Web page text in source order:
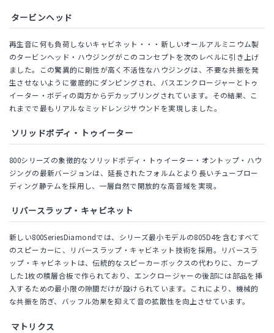
タービンヘッド
再生音に何も負荷しないキャビネット・・・新しいオールアルミニウム製
のタービンヘッド・ハウジングがこのコンセプトを次のレベルに引き上げ
ました。この驚異的に剛性が高く不活性なハウジングは、不要な共振を発
生させないように徹底的にダンピングされ、バスエンクロージャーとトゥ
イーター・ボディの両方からデカップリングされています。その結果、こ
れまでで最もリアルなミッドレンジサウンドを実現しました。
ソリッドボディ・トゥイーター
800シリーズの象徴的なソリッドボディ・トゥイーター・オントップ・ハウ
ジングの最新バージョンは、延長されたフォルムとより長いチューブロー
ディング静テムを採用し、一層自然で開放的な高音域を実現。
リバースラップ・キャビネット
新しい800SeriesDiamondでは、シリーズ最小モデルの805D4を含むすべて
のスピーカーに、リバースラップ・キャビネット技術を採用。リバースラ
ップ・キャビネットは、伝統的なスピーカーボックスの代わりに、カーブ
した1枚の積層合板で作られており、エンクロージャーの後部には部品を挿
入するための最小限の隙間だけが設けられています。これにより、機械的
な共振を防ぎ、バッフル効果を抑えて音の拡散性を向上させています。
マトリクス